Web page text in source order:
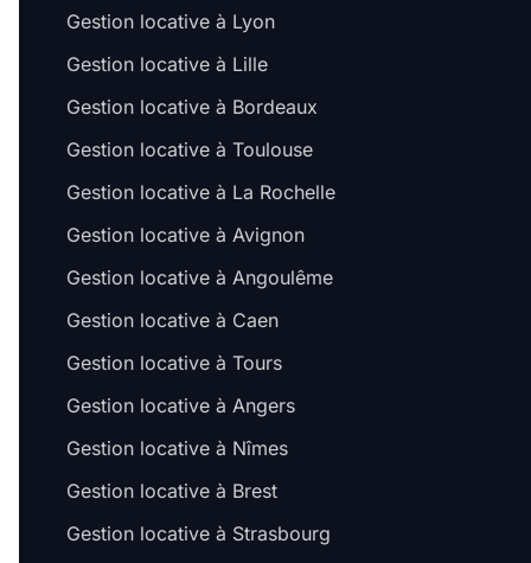
Gestion locative à Lyon
Gestion locative à Lille
Gestion locative à Bordeaux
Gestion locative à Toulouse
Gestion locative à La Rochelle
Gestion locative à Avignon
Gestion locative à Angoulême
Gestion locative à Caen
Gestion locative à Tours
Gestion locative à Angers
Gestion locative à Nîmes
Gestion locative à Brest
Gestion locative à Strasbourg